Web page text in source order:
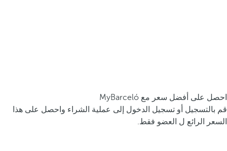
احصل على أفضل سعر مع MyBarceló
قم بالتسجيل أو تسجيل الدخول إلى عملية الشراء واحصل على هذا
السعر الرائع ل العضو فقط.